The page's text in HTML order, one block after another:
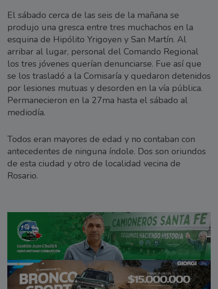
El sábado cerca de las seis de la mañana se
produjo una gresca entre tres muchachos en la
esquina de Hipólito Yrigoyen y San Martín. Al
arribar al lugar, personal del Comando Regional
los tres jóvenes querían denunciarse. Fue así que
se los trasladó a la Comisaría y quedaron detenidos
por lesiones mutuas y desorden en la vía pública.
Permanecieron en la 27ma hasta el sábado al
mediodía.
Todos eran mayores de edad y no contaban con
antecedentes de ninguna índole. Dos son oriundos
de esta ciudad y otro de localidad vecina de
Rosario.